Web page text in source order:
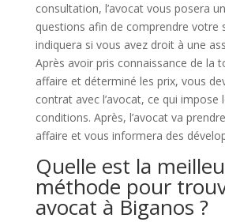
consultation, l’avocat vous posera
questions afin de comprendre votre
indiquera si vous avez droit à une
Après avoir pris connaissance de la
affaire et déterminé les prix, vous
contrat avec l’avocat, ce qui impose
conditions. Après, l’avocat va
affaire et vous informera des
Quelle est la
méthode pour
avocat à Biganos ?